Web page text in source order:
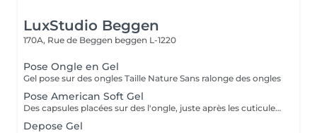
LuxStudio Beggen
170A, Rue de Beggen beggen L-1220
Pose Ongle en Gel
Gel pose sur des ongles Taille Nature Sans ralonge des ongles
Pose American Soft Gel
Des capsules placées sur des l'ongle, juste après les cuticules. Ces capsules forment à elles seules la courbure et la longueur de l'ongle. Le premier avantage notable est donc que les ongles artificiels utilisés dans le nail art américain n'ont pas besoin d'être façonnés. Dure +- 2 a 3 sem Cápsulas de gel colocadas em toda a unha, logo após as cutículas. Essas cápsulas formam sozinhas a curvatura e a extensão da unha. Portanto, a primeira vantagem notável é que as unhas artificiais usadas na arte americana de unhas não precisam ser modeladas.
Depose Gel